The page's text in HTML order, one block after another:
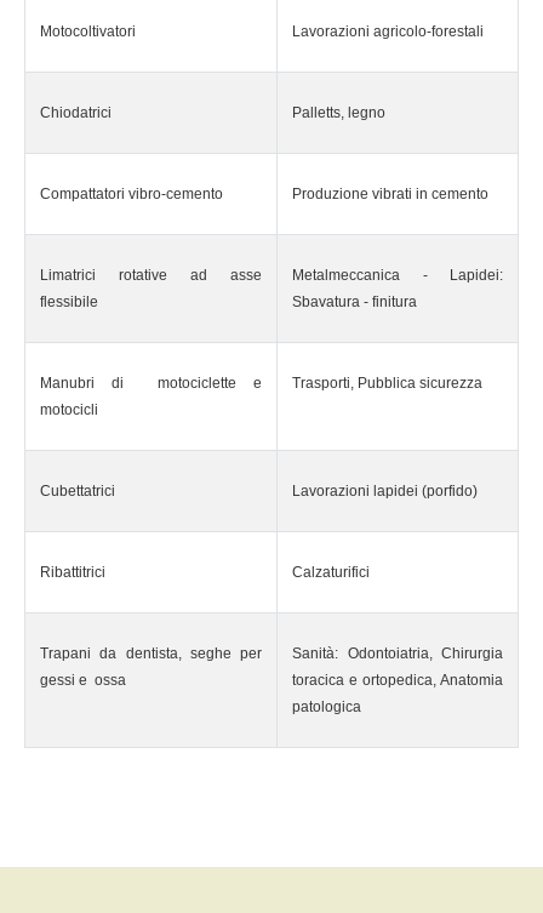
Motocoltivatori Lavorazioni agricolo-forestali
Chiodatrici Palletts, legno
Compattatori vibro-cemento Produzione vibrati in cemento
Limatrici rotative ad asse
flessibile
Metalmeccanica - Lapidei:
Sbavatura - finitura
Manubri di motociclette e
motocicli
Trasporti, Pubblica sicurezza
Cubettatrici Lavorazioni lapidei (porfido)
Ribattitrici Calzaturifici
Trapani da dentista, seghe per
gessi e ossa
Sanità: Odontoiatria, Chirurgia
toracica e ortopedica, Anatomia
patologica